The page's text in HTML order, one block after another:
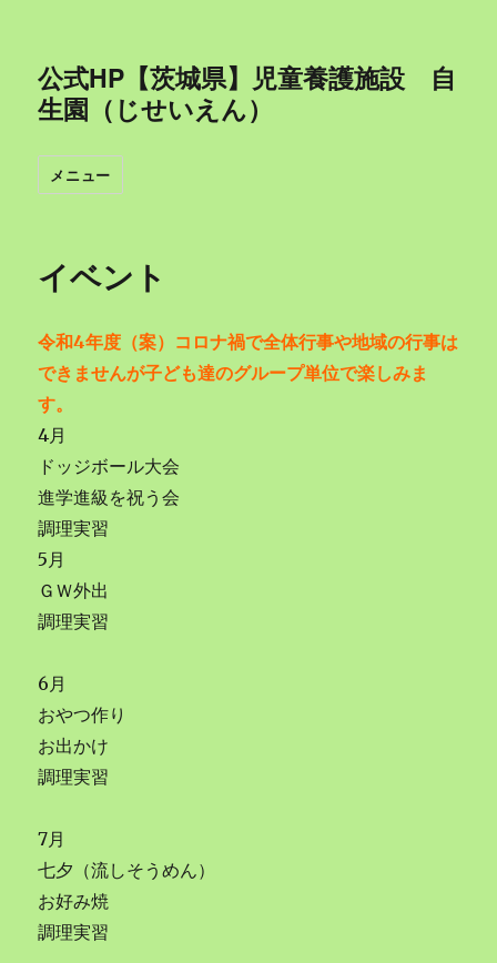
公式HP【茨城県】児童養護施設 自
生園（じせいえん）
メニュー
イベント
令和4年度（案）コロナ禍で全体行事や地域の行事は
できませんが子ども達のグループ単位で楽しみま
す。
4月
ドッジボール大会
進学進級を祝う会
調理実習
5月
ＧＷ外出
調理実習
6月
おやつ作り
お出かけ
調理実習
7月
七夕（流しそうめん）
お好み焼
調理実習